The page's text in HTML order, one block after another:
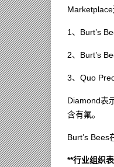
Marketplace
1、Burt’s
2、Burt’s
3、Quo
Diamond表
含有氟。
Burt’s Bees
**行业组织